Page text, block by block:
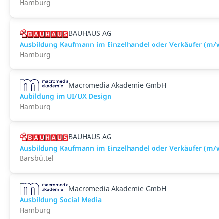
Hamburg
BAUHAUS AG
Ausbildung Kaufmann im Einzelhandel oder Verkäufer
Hamburg
Macromedia Akademie GmbH
Aubildung im UI/UX Design
Hamburg
BAUHAUS AG
Ausbildung Kaufmann im Einzelhandel oder Verkäufer
Barsbüttel
Macromedia Akademie GmbH
Ausbildung Social Media
Hamburg